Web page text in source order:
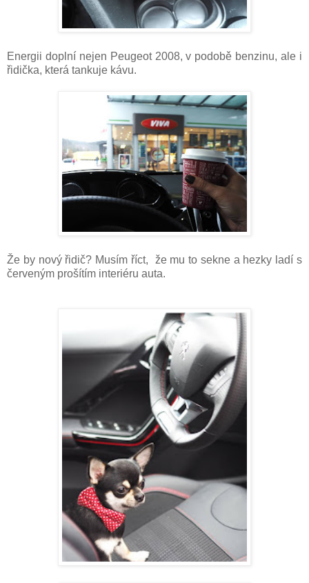
Energii doplní nejen Peugeot 2008, v podobě benzinu, ale i
řidička, která tankuje kávu.
Že by nový řidič? Musím říct, že mu to sekne a hezky ladí s
červeným prošítím interiéru auta.